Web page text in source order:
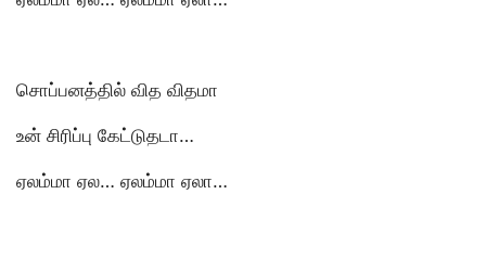
சொப்பனத்தில் வித விதமா
உன் சிரிப்பு கேட்டுதடா…
ஏலம்மா ஏல… ஏலம்மா ஏலா…